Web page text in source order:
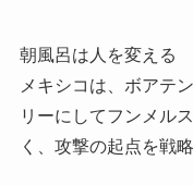
朝風呂は人を変える
メキシコは、ボアテ
リーにしてフンメル
く、攻撃の起点を戦